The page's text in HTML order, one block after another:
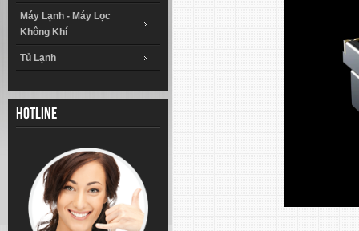
Máy Lạnh - Máy Lọc
Không Khí
Tủ Lạnh
Hotline